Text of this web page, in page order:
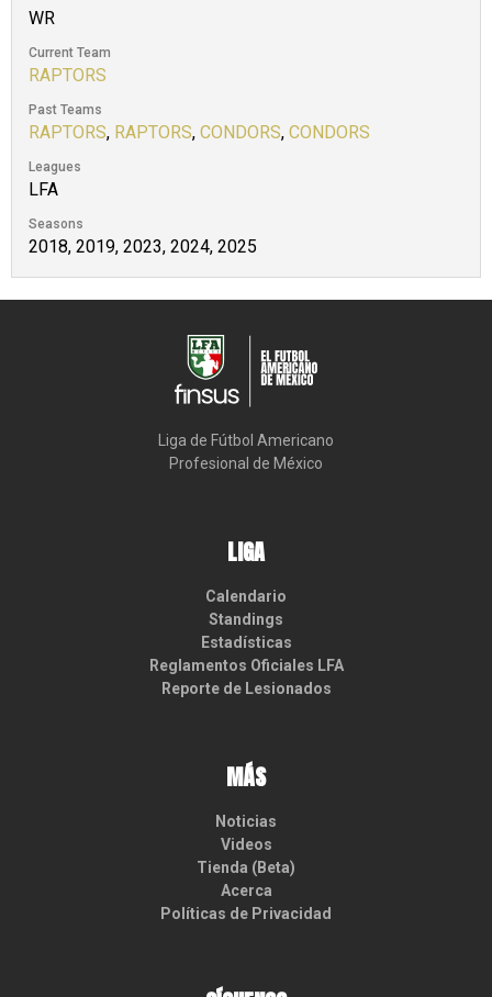
WR
Current Team
RAPTORS
Past Teams
RAPTORS, RAPTORS, CONDORS, CONDORS
Leagues
LFA
Seasons
2018, 2019, 2023, 2024, 2025
Liga de Fútbol Americano
Profesional de México
LIGA
Calendario
Standings
Estadísticas
Reglamentos Oficiales LFA
Reporte de Lesionados
MÁS
Noticias
Videos
Tienda (Beta)
Acerca
Políticas de Privacidad